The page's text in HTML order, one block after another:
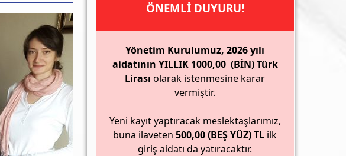
ÖNEMLİ DUYURU!
Yönetim Kurulumuz, 2026 yılı
aidatının YILLIK 1000,00 (BİN) Türk
Lirası olarak istenmesine karar
vermiştir.
Yeni kayıt yaptıracak meslektaşlarımız,
buna ilaveten 500,00 (BEŞ YÜZ) TL ilk
giriş aidatı da yatıracaktır.